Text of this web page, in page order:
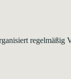
regelmäßig